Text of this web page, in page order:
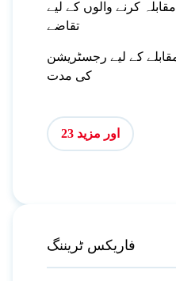
کرنے والوں کے لیے
تقاضے
کے لیے رجسٹریشن
کی مدت
اور مزید 23
فاریکس ٹریننگ